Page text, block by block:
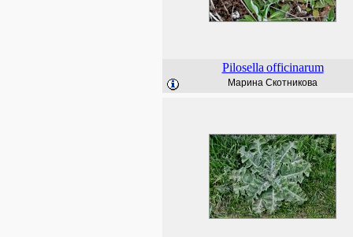
Pilosella officinarum
Марина Скотникова